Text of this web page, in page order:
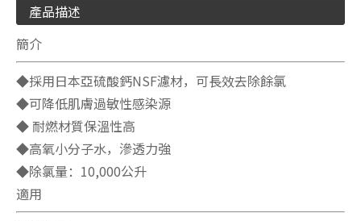
產品描述
簡介
◆採用日本亞硫酸鈣NSF濾材，可長效去除餘氯
◆可降低肌膚過敏性感染源
◆ 耐燃材質保溫性高
◆高氧小分子水，滲透力強
◆除氯量：10,000公升
適用